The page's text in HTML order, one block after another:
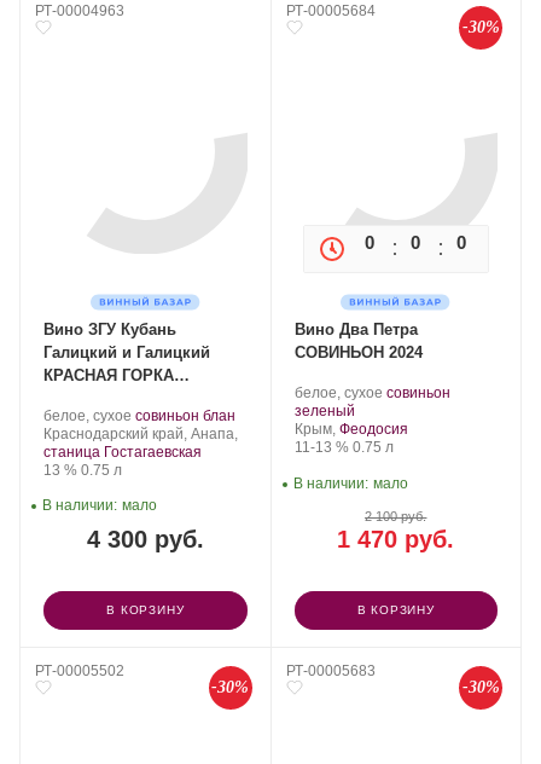
РТ-00004963
Вино ЗГУ Кубань
Галицкий и Галицкий
КРАСНАЯ ГОРКА
Производитель:
Галицкий
и
Галицкий.
белое, сухое .
Сорт
винограда:
совиньон блан
Регион:
Краснодарский край, Анапа,
станица Гостагаевская
Крепость
13 %. Объем
0.75 л
4 300 руб.
В наличии: мало
В КОРЗИНУ
РТ-00005684
-30%
0 0 0
Вино Два Петра
СОВИНЬОН 2024
Производитель:
Два
Петра.
белое, сухое .
винограда:
совиньон
зеленый.
Регион:
Крым, Феодосия
Крепость
11-13 %. Объем
0.75 л
1 470 руб.
2 100 руб.
В наличии: мало
В КОРЗИНУ
РТ-00005502
-30%
РТ-00005683
-30%